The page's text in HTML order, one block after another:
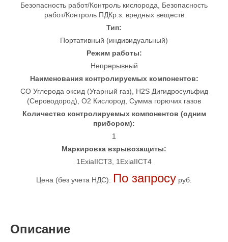
Безопасность работ/Контроль кислорода, Безопасность
работ/Контроль ПДКр.з. вредных веществ
Тип:
Портативный (индивидуальный)
Режим работы:
Непрерывный
Наименования контролируемых компонентов:
CO Углерода оксид (Угарный газ), H2S Дигидросульфид
(Сероводород), O2 Кислород, Сумма горючих газов
Количество контролируемых компонентов (одним
прибором):
1
Маркировка взрывозащиты:
1ExiaIICT3, 1ExiaIICT4
Цена (без учета НДС): По запросу руб.
Описание